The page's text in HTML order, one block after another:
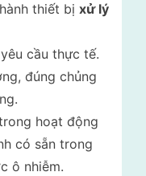
thiết bị xử lý
cầu thực tế.
đúng chủng
hoạt động
có sẵn trong
ô nhiễm.